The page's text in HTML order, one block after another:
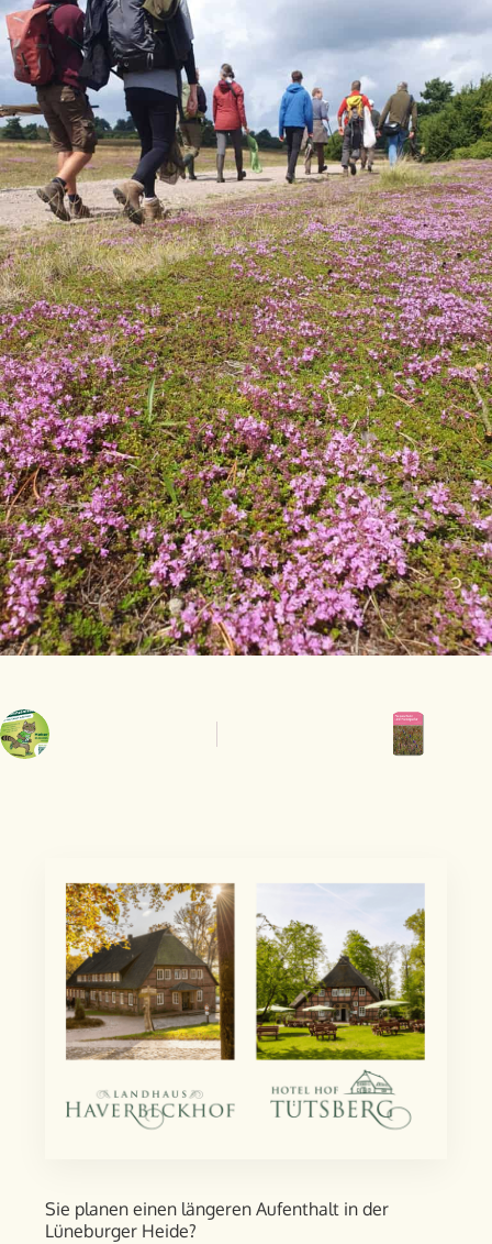
Sie planen einen längeren Aufent­halt in der
Lüneburger Heide?